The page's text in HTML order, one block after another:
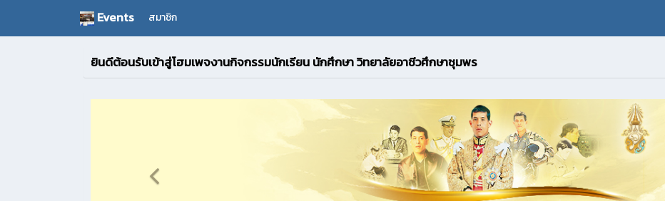
Events สมาชิก
ยินดีต้อนรับเข้าสู่โฮมเพจงานกิจกรรมนักเรียน นักศึกษา วิทยาลัยอาชีวศึกษาชุมพร